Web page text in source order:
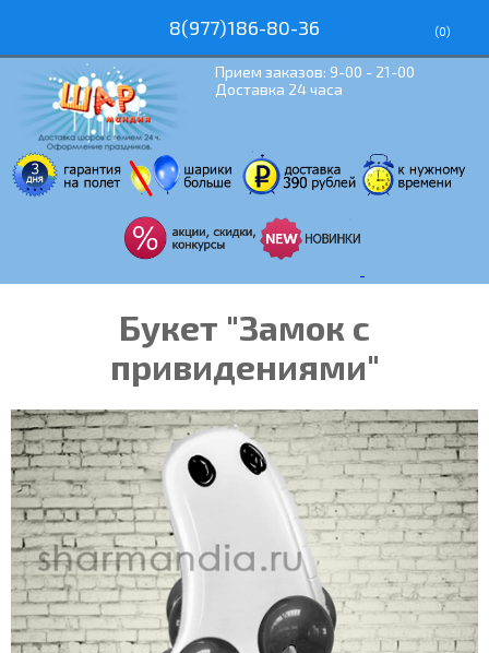
8(977)186-80-36 (0)
Прием заказов: 9-00 - 21-00
Доставка 24 часа
Букет "Замок с
привидениями"